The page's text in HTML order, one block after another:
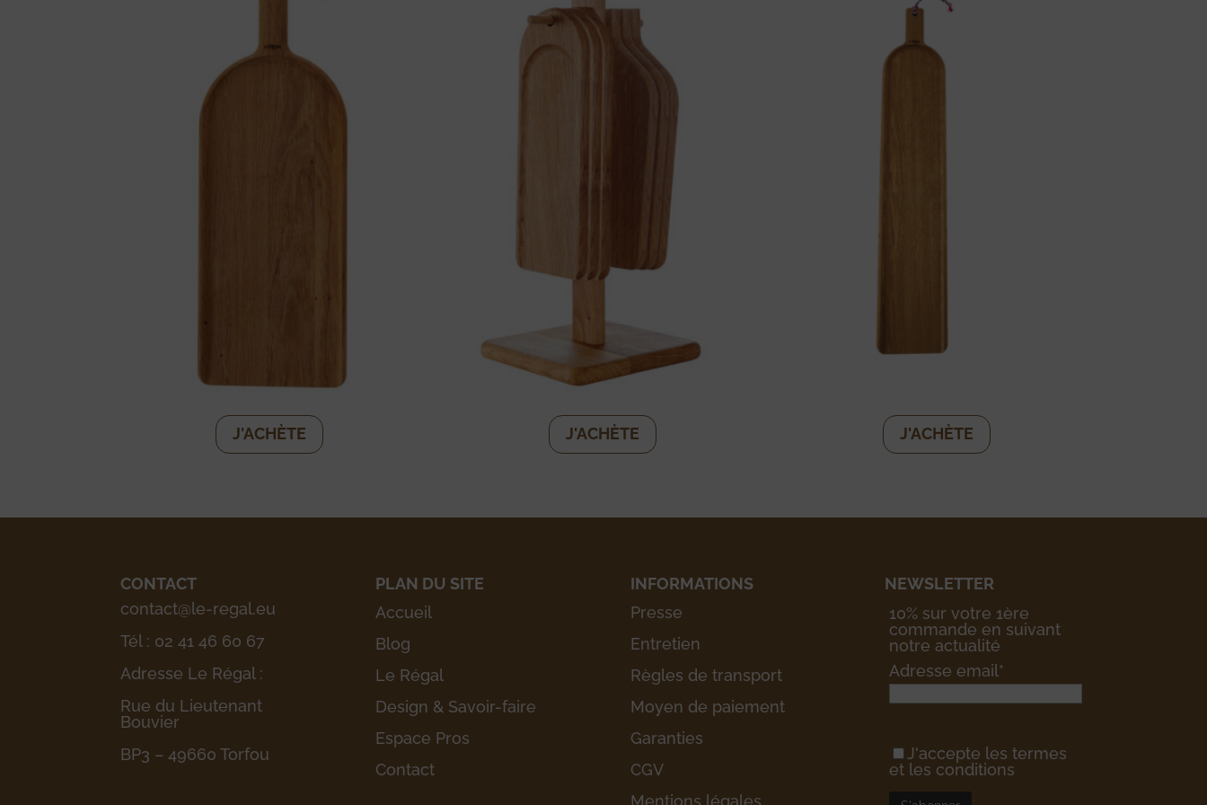
J'ACHÈTE J'ACHÈTE J'ACHÈTE
CONTACT
contact@le-regal.eu
Tél : 02 41 46 60 67
Adresse Le Régal :
Rue du Lieutenant
Bouvier
BP3 – 49660 Torfou
PLAN DU SITE
Accueil
Blog
Le Régal
Design & Savoir-faire
Espace Pros
Contact
INFORMATIONS
Presse
Entretien
Règles de transport
Moyen de paiement
Garanties
CGV
Mentions légales
NEWSLETTER
10% sur votre 1ère
commande en suivant
notre actualité
Adresse email*
J'accepte les termes
et les conditions